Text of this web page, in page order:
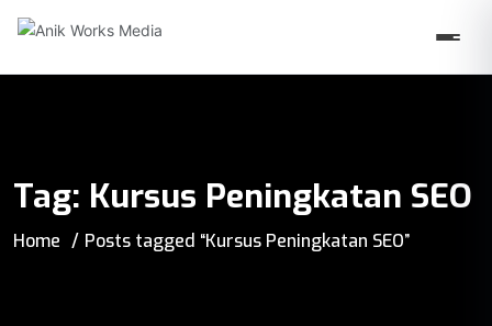
Tag: Kursus Peningkatan SEO
Home Posts tagged “Kursus Peningkatan SEO”